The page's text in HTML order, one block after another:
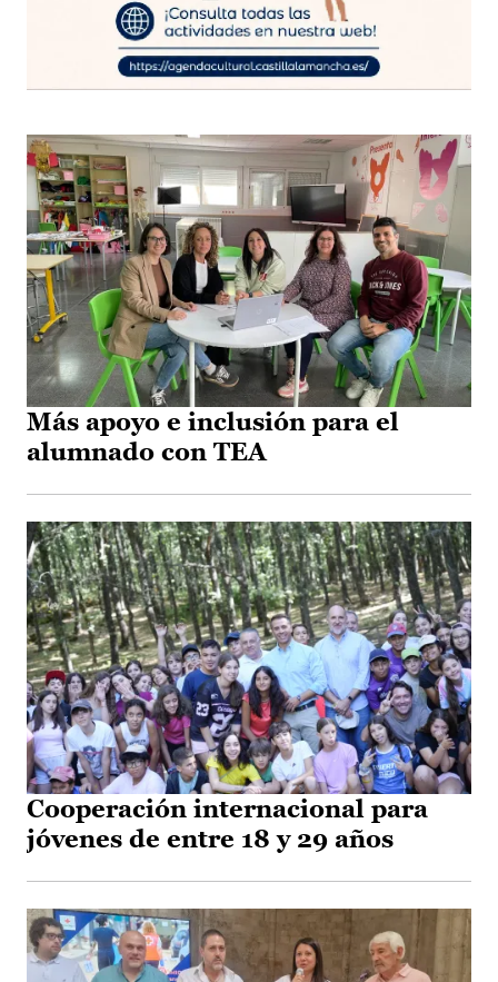
Más apoyo e inclusión para el
alumnado con TEA
Cooperación internacional para
jóvenes de entre 18 y 29 años